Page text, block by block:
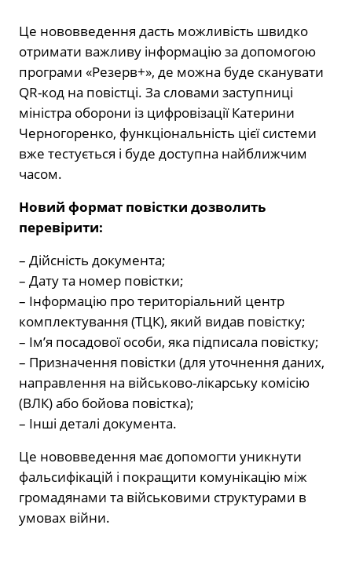
Це нововведення дасть можливість швидко
отримати важливу інформацію за допомогою
програми «Резерв+», де можна буде сканувати
QR-код на повістці. За словами заступниці
міністра оборони із цифровізації Катерини
Черногоренко, функціональність цієї системи
вже тестується і буде доступна найближчим
часом.
Новий формат повістки дозволить
перевірити:
– Дійсність документа;
– Дату та номер повістки;
– Інформацію про територіальний центр
комплектування (ТЦК), який видав повістку;
– Ім’я посадової особи, яка підписала повістку;
– Призначення повістки (для уточнення даних,
направлення на військово-лікарську комісію
(ВЛК) або бойова повістка);
– Інші деталі документа.
Це нововведення має допомогти уникнути
фальсифікацій і покращити комунікацію між
громадянами та військовими структурами в
умовах війни.